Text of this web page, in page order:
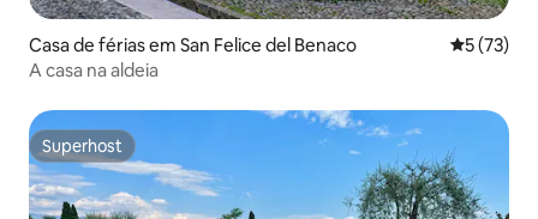
Casa de férias em San Felice del Benaco
5 (73)
A casa na aldeia
Superhost
Superhost